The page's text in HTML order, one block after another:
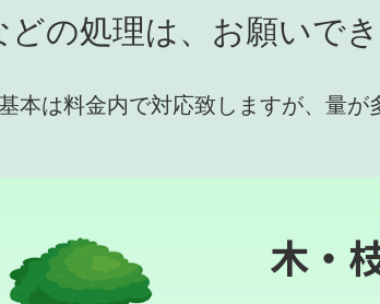
の処理は、お願いで
本は料金内で対応致しますが、量
木・